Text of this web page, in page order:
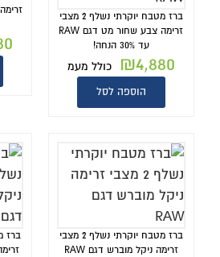
ברז מטבח יוקרתי נשלף 2 מצבי
זרימה צבע שחור מט דגם RAW
עד 30% הנחה!
₪4,880 כולל מעמ
הוספה לסל
ברז מטבח יוקרתי נשלף 2 מצבי
זרימה ניקל מוברש דגם RAW